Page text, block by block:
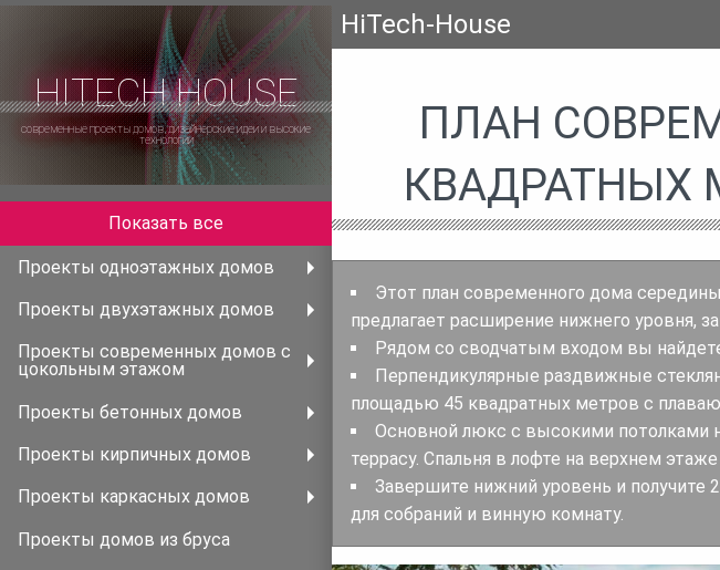
HITECH HOUSE
современные проекты домов, дизайнерские идеи и высокие
технологии
Показать все
Проекты одноэтажных домов
Проекты двухэтажных домов
Проекты современных домов с
цокольным этажом
Проекты бетонных домов
Проекты кирпичных домов
Проекты каркасных домов
Проекты домов из бруса
HiTech-House
ПЛАН
КВАДРАТНЫХ
Этот план современного дома
предлагает расширение нижнего уровня,
Рядом со сводчатым входом вы
Перпендикулярные раздвижные
площадью 45 квадратных метров с
Основной люкс с высокими потолками
террасу. Спальня в лофте на верхнем
Завершите нижний уровень и получите
для собраний и винную комнату.